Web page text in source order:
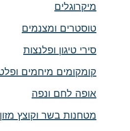
מיקרוגלים
טוסטרים ומצנמים
סירי טיגון ופלנצות
קומקומים מיחמים
אופה לחם ונפה
מטחנות בשר וקוצץ מזון